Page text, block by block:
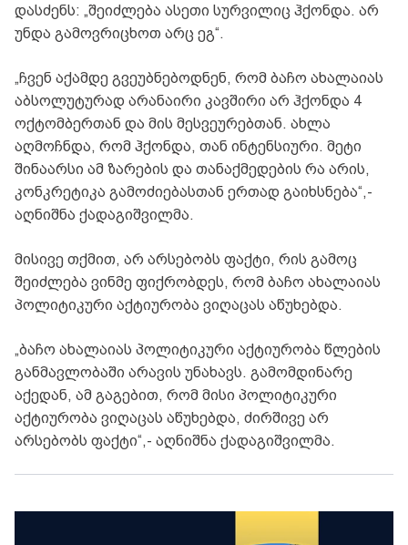
დასძენს: „შეიძლება ასეთი სურვილიც ჰქონდა. არ
უნდა გამოვრიცხოთ არც ეგ“.
„ჩვენ აქამდე გვეუბნებოდნენ, რომ ბაჩო ახალაიას
აბსოლუტურად არანაირი კავშირი არ ჰქონდა 4
ოქტომბერთან და მის მესვეურებთან. ახლა
აღმოჩნდა, რომ ჰქონდა, თან ინტენსიური. მეტი
შინაარსი ამ ზარების და თანაქმედების რა არის,
კონკრეტიკა გამოძიებასთან ერთად გაიხსნება“,-
აღნიშნა ქადაგიშვილმა.
მისივე თქმით, არ არსებობს ფაქტი, რის გამოც
შეიძლება ვინმე ფიქრობდეს, რომ ბაჩო ახალაიას
პოლიტიკური აქტიურობა ვიღაცას აწუხებდა.
„ბაჩო ახალაიას პოლიტიკური აქტიურობა წლების
განმავლობაში არავის უნახავს. გამომდინარე
აქედან, ამ გაგებით, რომ მისი პოლიტიკური
აქტიურობა ვიღაცას აწუხებდა, ძირშივე არ
არსებობს ფაქტი“,- აღნიშნა ქადაგიშვილმა.